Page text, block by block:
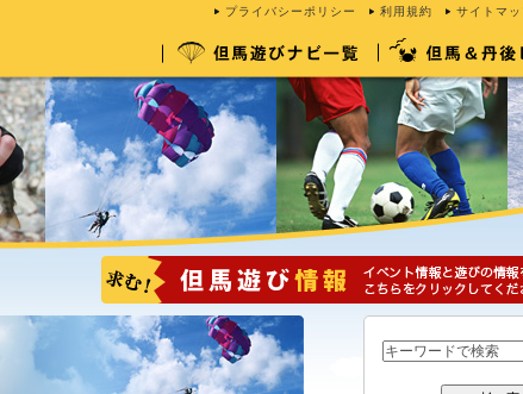
プライバシーポリシー 利用規約 サイトマ